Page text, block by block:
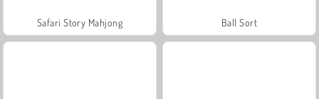
Safari Story Mahjong Ball Sort